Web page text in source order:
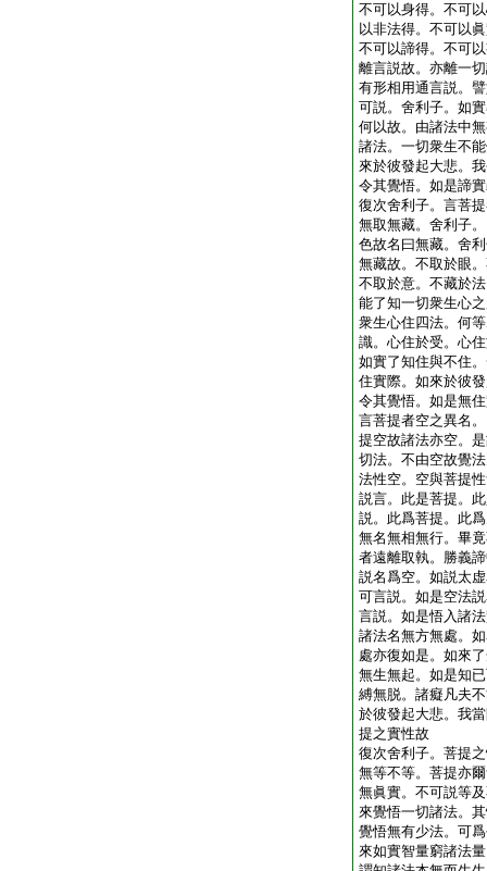
不可以身得。不可
以非法得。不可以
不可以諦得。不可
離言説故。亦離一
有形相用通言説。
可説。舍利子。如
何以故。由諸法中
諸法。一切衆生不
來於彼發起大悲。
令其覺悟。如是諦
復次舍利子。言菩
無取無藏。舍利子
色故名曰無藏。舍
無藏故。不取於眼
不取於意。不藏於
能了知一切衆生心
衆生心住四法。何
識。心住於受。心
如實了知住與不住
住實際。如來於彼
令其覺悟。如是無
言菩提者空之異名
提空故諸法亦空。
切法。不由空故覺
法性空。空與菩提
説言。此是菩提。
説。此爲菩提。此
無名無相無行。畢
者遠離取執。勝義
説名爲空。如説太
可言説。如是空法
言説。如是悟入諸
諸法名無方無處。
處亦復如是。如來
無生無起。如是知
縛無脱。諸癡凡夫
於彼發起大悲。我
提之實性故
復次舍利子。菩提
無等不等。菩提亦
無眞實。不可説等
來覺悟一切諸法。
覺悟無有少法。可
來如實智量窮諸法